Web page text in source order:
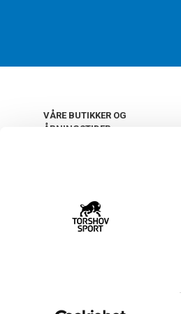
VÅRE BUTIKKER OG
ÅPNINGSTIDER
22 09 20 20